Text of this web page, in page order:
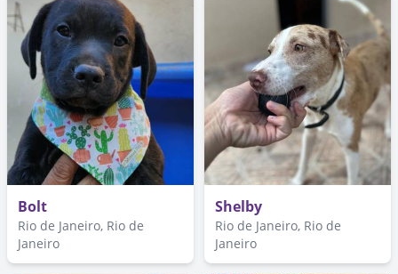
Bolt
Rio de Janeiro, Rio de
Janeiro
Shelby
Rio de Janeiro, Rio de
Janeiro